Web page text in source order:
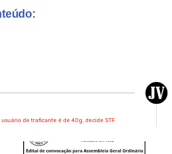
de traficante é de 40g, decide STF